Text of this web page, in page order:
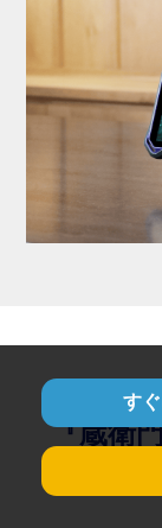
『蔵衛
す